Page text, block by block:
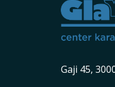
Gaji 45,